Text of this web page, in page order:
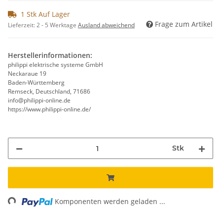
1 Stk Auf Lager
Lieferzeit:2 - 5 Werktage Ausland abweichend Frage zum Artikel
Herstellerinformationen:
philippi elektrische systeme GmbH
Neckaraue 19
Baden-Württemberg
Remseck, Deutschland, 71686
info@philippi-online.de
https://www.philippi-online.de/
Stk
Komponenten werden geladen ...